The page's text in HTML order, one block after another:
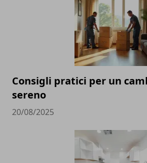
Consigli pratici per un
sereno
20/08/2025